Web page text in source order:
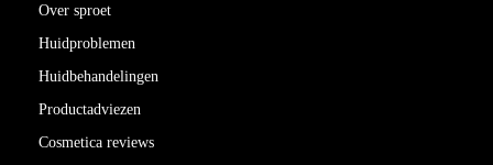
Over sproet
Huidproblemen
Huidbehandelingen
Productadviezen
Cosmetica reviews